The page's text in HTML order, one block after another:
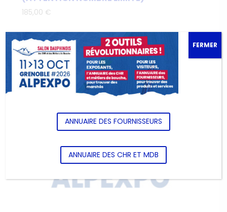
185,00 €
ANNUAIRE DES FOURNISSEURS
ANNUAIRE DES CHR ET MDB
FERMER